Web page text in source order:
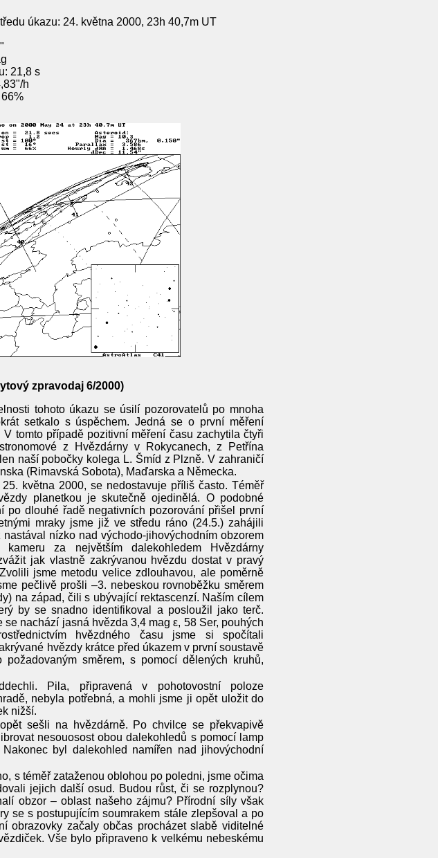
úkazu: 24. května 2000, 23h 40,7m UT
21,8 s
h
zpravodaj 6/2000)
tohoto úkazu se úsilí pozorovatelů po mnoha
setkalo s úspěchem. Jedná se o první měření
tomto případě pozitivní měření času zachytila čtyři
z Hvězdárny v Rokycanech, z Petřína
naší pobočky kolega L. Šmíd z Plzně. V zahraničí
(Rimavská Sobota), Maďarska a Německa.
května 2000, se nedostavuje příliš často. Téměř
planetkou je skutečně ojedinělá. O podobné
dlouhé řadě negativních pozorování přišel první
mraky jsme již ve středu ráno (24.5.) zahájili
nízko nad východo-jihovýchodním obzorem
za největším dalekohledem Hvězdárny
jak vlastně zakrývanou hvězdu dostat v pravý
jsme metodu velice zdlouhavou, ale poměrně
pečlivě prošli –3. nebeskou rovnoběžku směrem
na západ, čili s ubývající rektascenzí. Naším cílem
by se snadno identifikoval a posloužil jako terč.
nachází jasná hvězda 3,4 mag ε, 58 Ser, pouhých
hvězdného času jsme si spočítali
hvězdy krátce před úkazem v první soustavě
směrem, s pomocí dělených kruhů,
Pila, připravená v pohotovostní poloze
nebyla potřebná, a mohli jsme ji opět uložit do
nižší.
sešli na hvězdárně. Po chvilce se překvapivě
nesouosost obou dalekohledů s pomocí lamp
byl dalekohled namířen nad jihovýchodní
s téměř zataženou oblohou po poledni, jsme očima
jejich další osud. Budou růst, či se rozplynou?
obzor – oblast našeho zájmu? Přírodní síly však
se s postupujícím soumrakem stále zlepšoval a po
obrazovky začaly občas procházet slabě viditelné
Vše bylo připraveno k velkému nebeskému